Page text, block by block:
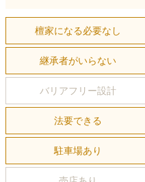
檀家になる必要なし
継承者がいらない
バリアフリー設計
法要できる
駐車場あり